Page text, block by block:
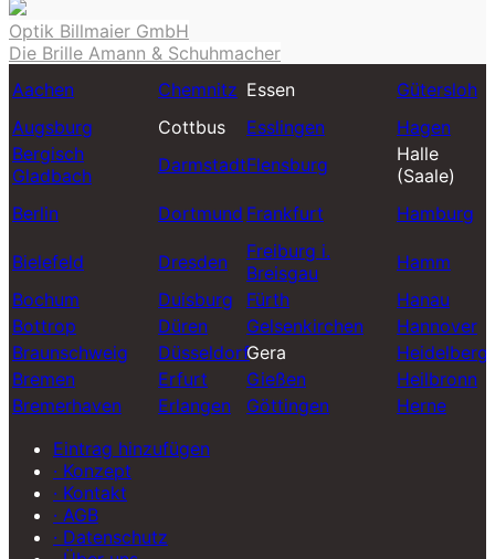
Beitragsnavigation
Optik Billmaier GmbH
Die Brille Amann & Schuhmacher
Aachen
Chemnitz Essen
Gütersloh
Augsburg
Cottbus Esslingen
Hagen
Bergisch
Gladbach
DarmstadtFlensburg
Halle
(Saale)
Berlin
Dortmund Frankfurt Hamburg
Bielefeld Dresden
Freiburg i.
Breisgau
Hamm
Bochum
Duisburg Fürth
Hanau
Bottrop
Düren Gelsenkirchen
Hannover
Braunschweig
DüsseldorfGera
Heidelberg
Bremen
Erfurt Gießen
Heilbronn
Bremerhaven
Erlangen Göttingen
Herne
Eintrag hinzufügen
· Konzept
· Kontakt
· AGB
· Datenschutz